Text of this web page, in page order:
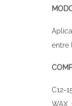
entre
C12-
WAX